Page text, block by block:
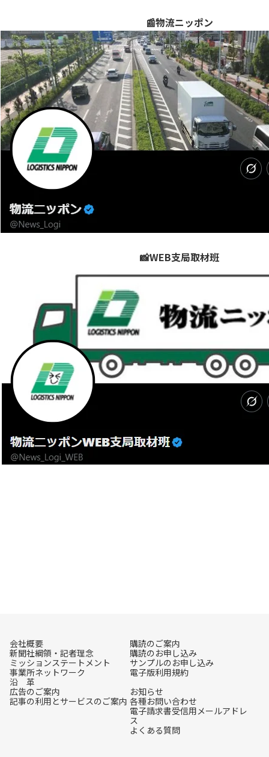
📰物流ニッポン
📸WEB支局取材班
会社概要
新聞社綱領・記者理念
ミッションステートメント
事業所ネットワーク
沿 革
購読のご案内
購読のお申し込み
サンプルのお申し込み
電子版利用規約
広告のご案内
記事の利用とサービスのご案内
お知らせ
各種お問い合わせ
電子請求書受信用メールアドレ
ス
よくある質問